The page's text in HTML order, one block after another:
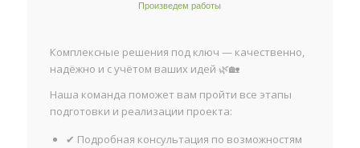
Произведем работы
Комплексные решения под ключ — качественно,
надёжно и с учётом ваших идей 🌿🏡
Наша команда поможет вам пройти все этапы
подготовки и реализации проекта:
✔ Подробная консультация по возможностям